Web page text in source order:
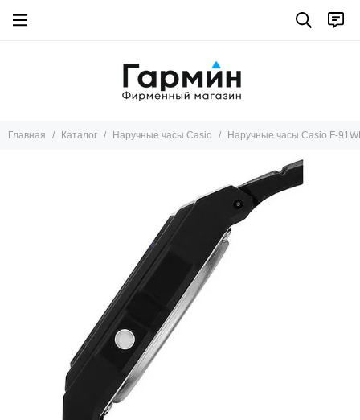
Главная Каталог Наручные часы Casio Наручные часы Casio F-